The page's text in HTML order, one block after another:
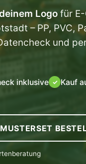
Logo für
– PP, PVC,
und
inklusive ✓ Kauf
MUSTERSET